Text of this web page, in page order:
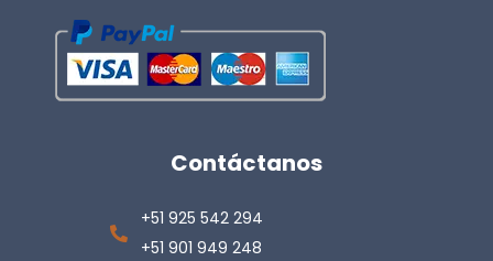
Contáctanos
+51 925 542 294
+51 901 949 248